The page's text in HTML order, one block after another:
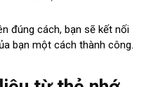
đúng cách, bạn sẽ kết nối
bạn một cách thành công.